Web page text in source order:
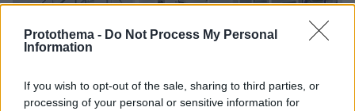
Protothema - Do Not Process My Personal
Information
If you wish to opt-out of the sale, sharing to third parties, or
processing of your personal or sensitive information for